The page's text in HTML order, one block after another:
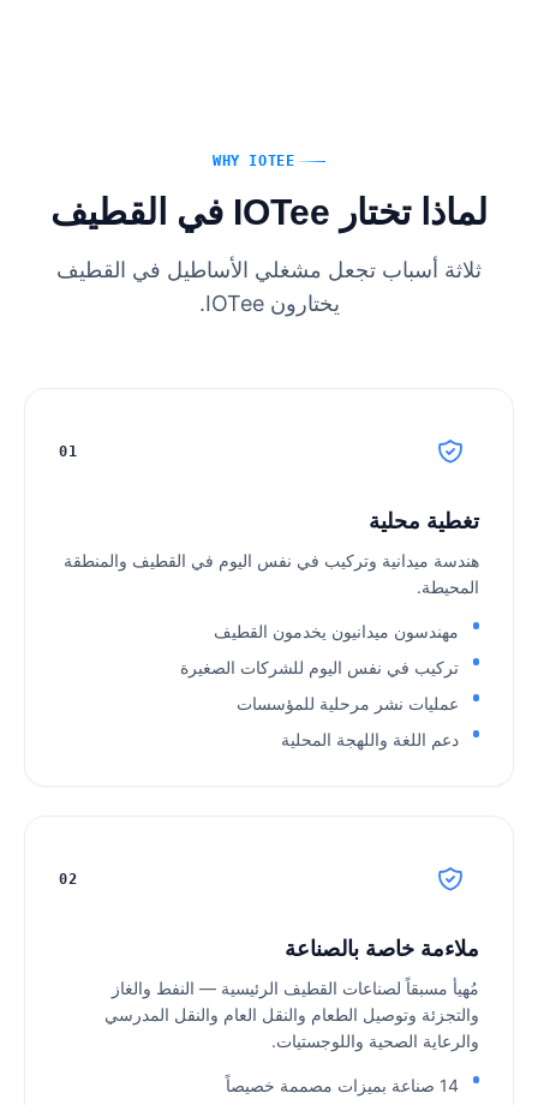
WHY IOTEE
لماذا تختار IOTee في القطيف
ثلاثة أسباب تجعل مشغلي الأساطيل في القطيف
يختارون IOTee.
01
تغطية محلية
هندسة ميدانية وتركيب في نفس اليوم في القطيف والمنطقة
المحيطة.
مهندسون ميدانيون يخدمون القطيف
تركيب في نفس اليوم للشركات الصغيرة
عمليات نشر مرحلية للمؤسسات
دعم اللغة واللهجة المحلية
02
ملاءمة خاصة بالصناعة
مُهيأ مسبقاً لصناعات القطيف الرئيسية — النفط والغاز
والتجزئة وتوصيل الطعام والنقل العام والنقل المدرسي
والرعاية الصحية واللوجستيات.
14 صناعة بميزات مصممة خصيصاً